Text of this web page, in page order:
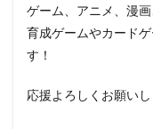
ゲーム、アニメ、漫
育成ゲームやカード
す！
応援よろしくお願いし